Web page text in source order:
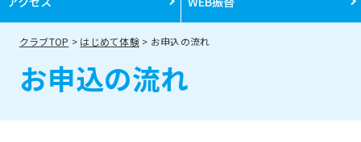
クラブTOP はじめて体験 お申込の流れ
お申込の流れ